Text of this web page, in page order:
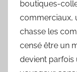
boutiques-
commerciaux,
chasse les
censé être un
devient